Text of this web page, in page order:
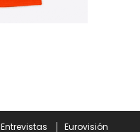
Entrevistas Eurovisión